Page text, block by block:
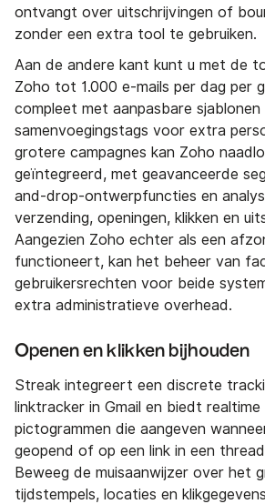
ontvangt over uitschrijvingen of
zonder een extra tool te gebruiken.
Aan de andere kant kunt u met de
Zoho tot 1.000 e-mails per dag per
compleet met aanpasbare sjablonen
samenvoegingstags voor extra
grotere campagnes kan Zoho
geïntegreerd, met geavanceerde
and-drop-ontwerpfuncties en
verzending, openingen, klikken en
Aangezien Zoho echter als een
functioneert, kan het beheer van
gebruikersrechten voor beide
extra administratieve overhead.
Openen en klikken bijhouden
Streak integreert een discrete
linktracker in Gmail en biedt
pictogrammen die aangeven
geopend of op een link in een
Beweeg de muisaanwijzer over het
tijdstempels, locaties en